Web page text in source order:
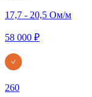
17,7 - 20,5 Ом/м
58 000 ₽
260